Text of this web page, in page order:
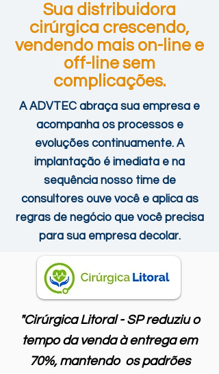
Sua distribuidora
cirúrgica crescendo,
vendendo mais on-line e
off-line sem
complicações.
A ADVTEC abraça sua empresa e
acompanha os processos e
evoluções continuamente. A
implantação é imediata e na
sequência nosso time de
consultores ouve você e aplica as
regras de negócio que você precisa
para sua empresa decolar.
"Cirúrgica Litoral - SP reduziu o
tempo da venda à entrega em
70%, mantendo os padrões